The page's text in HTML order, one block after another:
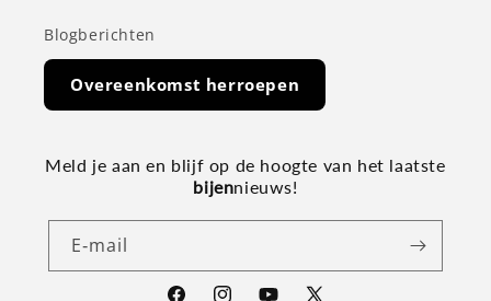
Blogberichten
Overeenkomst herroepen
Meld je aan en blijf op de hoogte van het laatste
bijennieuws!
E‑mail